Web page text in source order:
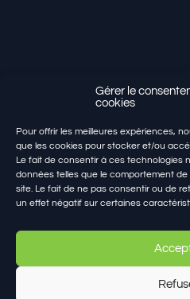
Gérer le
cookies
Pour offrir les meilleures expériences,
que les cookies pour stocker et/ou
Le fait de consentir à ces technologies
données telles que le comportement
site. Le fait de ne pas consentir ou de
un effet négatif sur certaines
7 Av. d’Évian
74200 THONON-LES-
Du lundi au vendredi : 9h-
Le samedi : 9h-12h sur